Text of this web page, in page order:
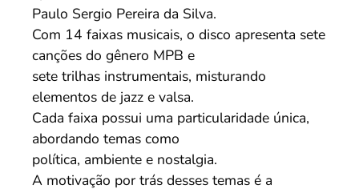
Paulo Sergio Pereira da Silva.
Com 14 faixas musicais, o disco apresenta sete
canções do gênero MPB e
sete trilhas instrumentais, misturando
elementos de jazz e valsa.
Cada faixa possui uma particularidade única,
abordando temas como
política, ambiente e nostalgia.
A motivação por trás desses temas é a